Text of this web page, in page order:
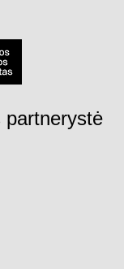
partnerystė